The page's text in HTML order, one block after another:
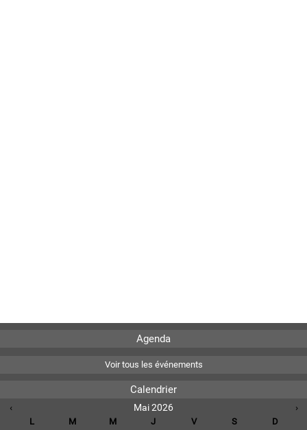
Agenda
Voir tous les événements
Calendrier
‹ Mai 2026 ›
L M M J V S D